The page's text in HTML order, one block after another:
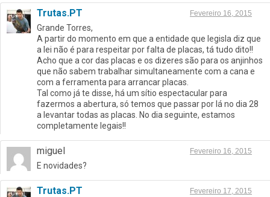
Trutas.PT Fevereiro 16, 2015
Grande Torres,
A partir do momento em que a entidade que legisla diz que
a lei não é para respeitar por falta de placas, tá tudo dito!!
Acho que a cor das placas e os dizeres são para os anjinhos
que não sabem trabalhar simultaneamente com a cana e
com a ferramenta para arrancar placas.
Tal como já te disse, há um sítio espectacular para
fazermos a abertura, só temos que passar por lá no dia 28
a levantar todas as placas. No dia seguinte, estamos
completamente legais!!
miguel Fevereiro 16, 2015
E novidades?
Trutas.PT Fevereiro 17, 2015